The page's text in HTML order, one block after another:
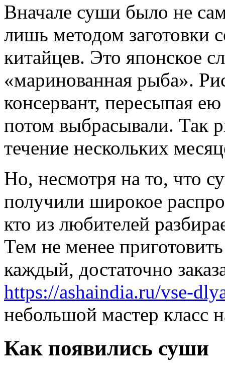
Вначале суши было не
лишь методом заготовки
китайцев. Это японское
«маринованная рыба».
консервант, пересыпая
потом выбрасывали. Так
течение нескольких
Но, несмотря на то, что
получили широкое
кто из любителей
Тем не менее
каждый, достаточно
https://ashaindia.ru/vse-
небольшой мастер класс
Как появились суши